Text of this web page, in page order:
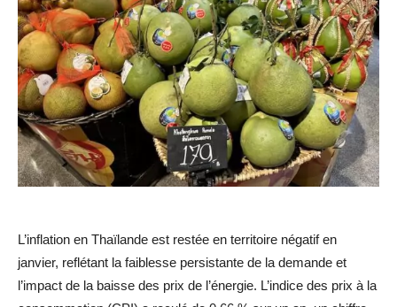
L’inflation en Thaïlande est restée en territoire négatif en
janvier, reflétant la faiblesse persistante de la demande et
l’impact de la baisse des prix de l’énergie. L’indice des prix à la